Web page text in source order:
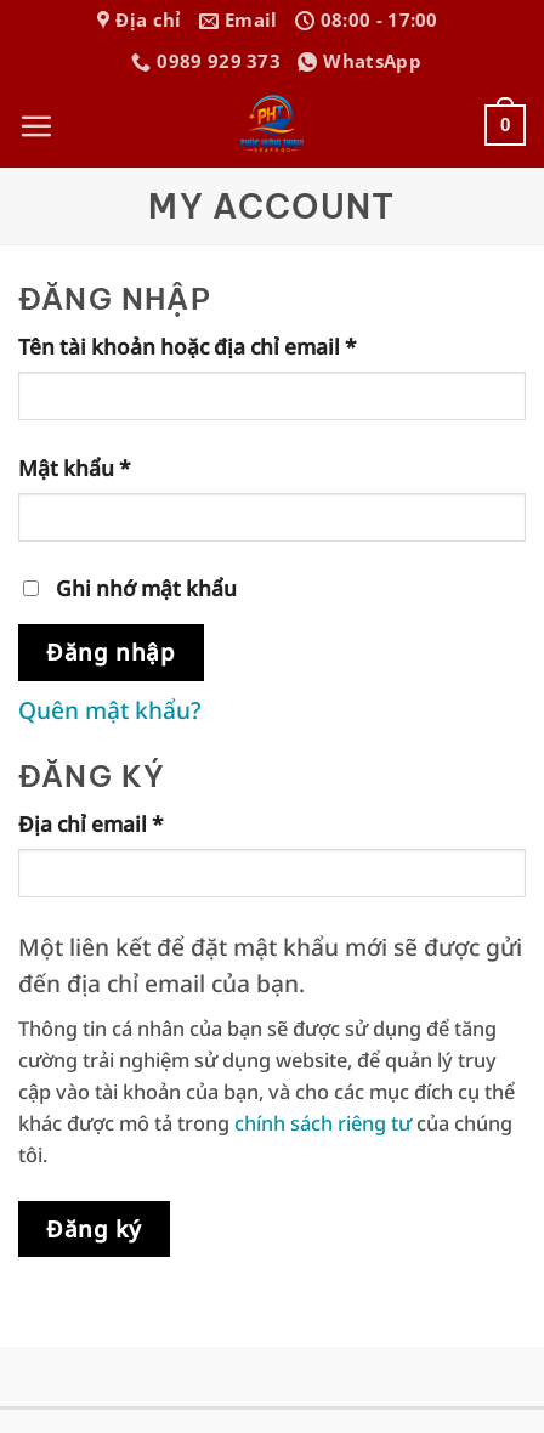
dung
Địa chỉ Email
08:00 - 17:00
0989 929 373
WhatsApp
0
MY ACCOUNT
ĐĂNG NHẬP
Tên tài khoản hoặc địa chỉ email *Bắt
buộc
Mật khẩu*Bắt
buộc
Ghi nhớ mật khẩu
Đăng nhập
Quên mật khẩu?
ĐĂNG KÝ
Địa chỉ email *Bắt
buộc
Một liên kết để đặt mật khẩu mới sẽ được gửi
đến địa chỉ email của bạn.
Thông tin cá nhân của bạn sẽ được sử dụng để tăng
cường trải nghiệm sử dụng website, để quản lý truy
cập vào tài khoản của bạn, và cho các mục đích cụ thể
khác được mô tả trong chính sách riêng tưcủa chúng
tôi.
Đăng ký